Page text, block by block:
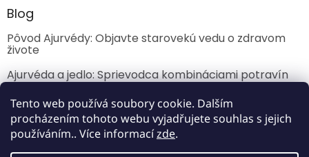
Tento web používá soubory cookie. Dalším
procházením tohoto webu vyjadřujete souhlas s jejich
používáním.. Více informacízde.
Blog
Pôvod Ajurvédy: Objavte starovekú vedu o zdravom
živote
Ajurvéda a jedlo: Sprievodca kombináciami potravín
Úvod do Ajurvédy